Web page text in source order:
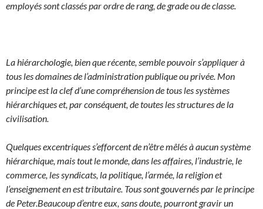
employés sont classés par ordre de rang, de grade ou de classe.
La hiérarchologie, bien que récente, semble pouvoir s’appliquer à
tous les domaines de l’administration publique ou privée. Mon
principe est la clef d’une compréhension de tous les systèmes
hiérarchiques et, par conséquent, de toutes les structures de la
civilisation.
Quelques excentriques s’efforcent de n’être mêlés à aucun système
hiérarchique, mais tout le monde, dans les affaires, l’industrie, le
commerce, les syndicats, la politique, l’armée, la religion et
l’enseignement en est tributaire. Tous sont gouvernés par le principe
de Peter.Beaucoup d’entre eux, sans doute, pourront gravir un